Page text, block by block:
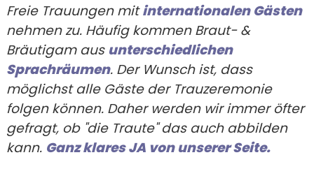
Freie Trauungen mitinternationalen Gästen
nehmen zu. Häufig kommen Braut- &
Bräutigam aus unterschiedlichen
Sprachräumen. Der Wunsch ist, dass
möglichst alle Gäste der Trauzeremonie
folgen können. Daher werden wir immer öfter
gefragt, ob "die Traute" das auch abbilden
kann. Ganz klares JA von unserer Seite.